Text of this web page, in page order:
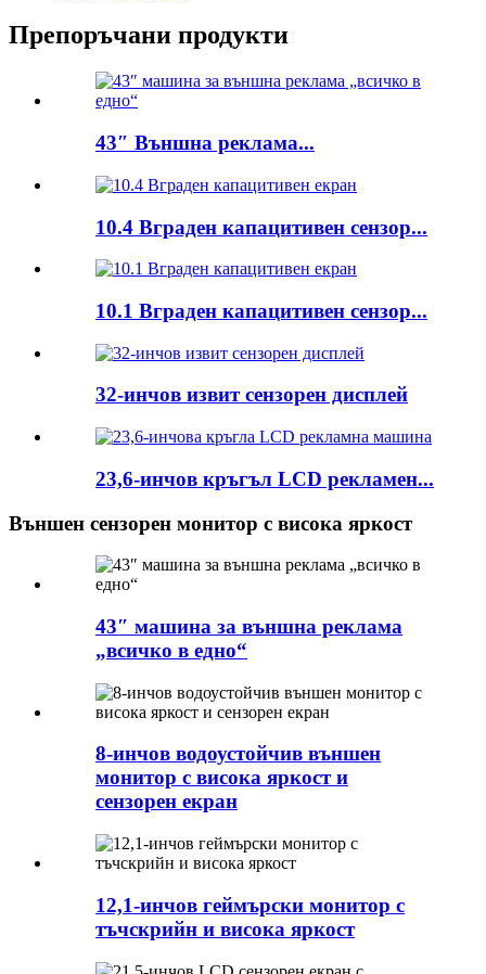
Препоръчани продукти
43″ Външна реклама...
10.4 Вграден капацитивен сензор...
10.1 Вграден капацитивен сензор...
32-инчов извит сензорен дисплей
23,6-инчов кръгъл LCD рекламен...
Външен сензорен монитор с висока яркост
43″ машина за външна реклама
„всичко в едно“
8-инчов водоустойчив външен
монитор с висока яркост и
сензорен екран
12,1-инчов геймърски монитор с
тъчскрийн и висока яркост